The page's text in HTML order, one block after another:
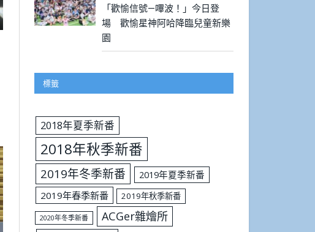
「歡愉信號—嗶波！」今日登
場 歡愉星神阿哈降臨兒童新樂
園
標籤
2018年夏季新番
2018年秋季新番
2019年冬季新番
2019年夏季新番
2019年春季新番
2019年秋季新番
2020年冬季新番 ACGer雜燴所